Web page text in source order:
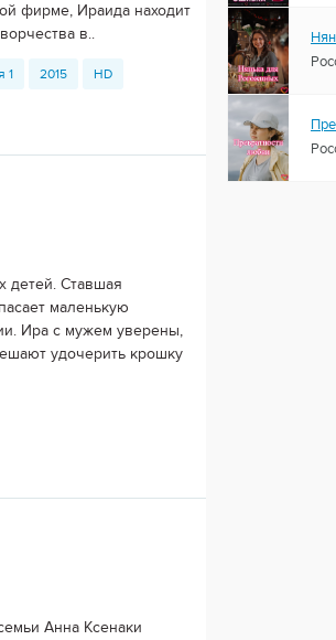
фирме, Ираида находит
в..
1 2015 HD
детей. Ставшая
маленькую
Ира с мужем уверены,
удочерить крошку
Анна Ксенаки